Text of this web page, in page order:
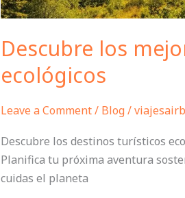
Descubre los
ecológicos
Leave a Comment/ Blog/
Descubre los destinos turísticos
Planifica tu próxima aventura
cuidas el planeta